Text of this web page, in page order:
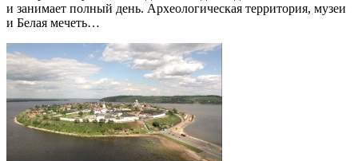
и занимает полный день. Археологическая территория, музеи
и Белая мечеть…